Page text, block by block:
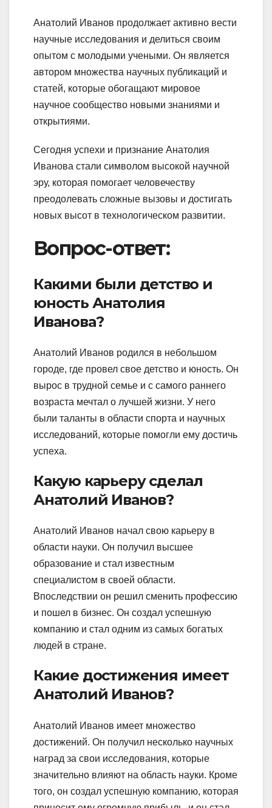
Анатолий Иванов продолжает активно вести
научные исследования и делиться своим
опытом с молодыми учеными. Он является
автором множества научных публикаций и
статей, которые обогащают мировое
научное сообщество новыми знаниями и
открытиями.
Сегодня успехи и признание Анатолия
Иванова стали символом высокой научной
эру, которая помогает человечеству
преодолевать сложные вызовы и достигать
новых высот в технологическом развитии.
Вопрос-ответ:
Какими были детство и
юность Анатолия
Иванова?
Анатолий Иванов родился в небольшом
городе, где провел свое детство и юность. Он
вырос в трудной семье и с самого раннего
возраста мечтал о лучшей жизни. У него
были таланты в области спорта и научных
исследований, которые помогли ему достичь
успеха.
Какую карьеру сделал
Анатолий Иванов?
Анатолий Иванов начал свою карьеру в
области науки. Он получил высшее
образование и стал известным
специалистом в своей области.
Впоследствии он решил сменить профессию
и пошел в бизнес. Он создал успешную
компанию и стал одним из самых богатых
людей в стране.
Какие достижения имеет
Анатолий Иванов?
Анатолий Иванов имеет множество
достижений. Он получил несколько научных
наград за свои исследования, которые
значительно влияют на область науки. Кроме
того, он создал успешную компанию, которая